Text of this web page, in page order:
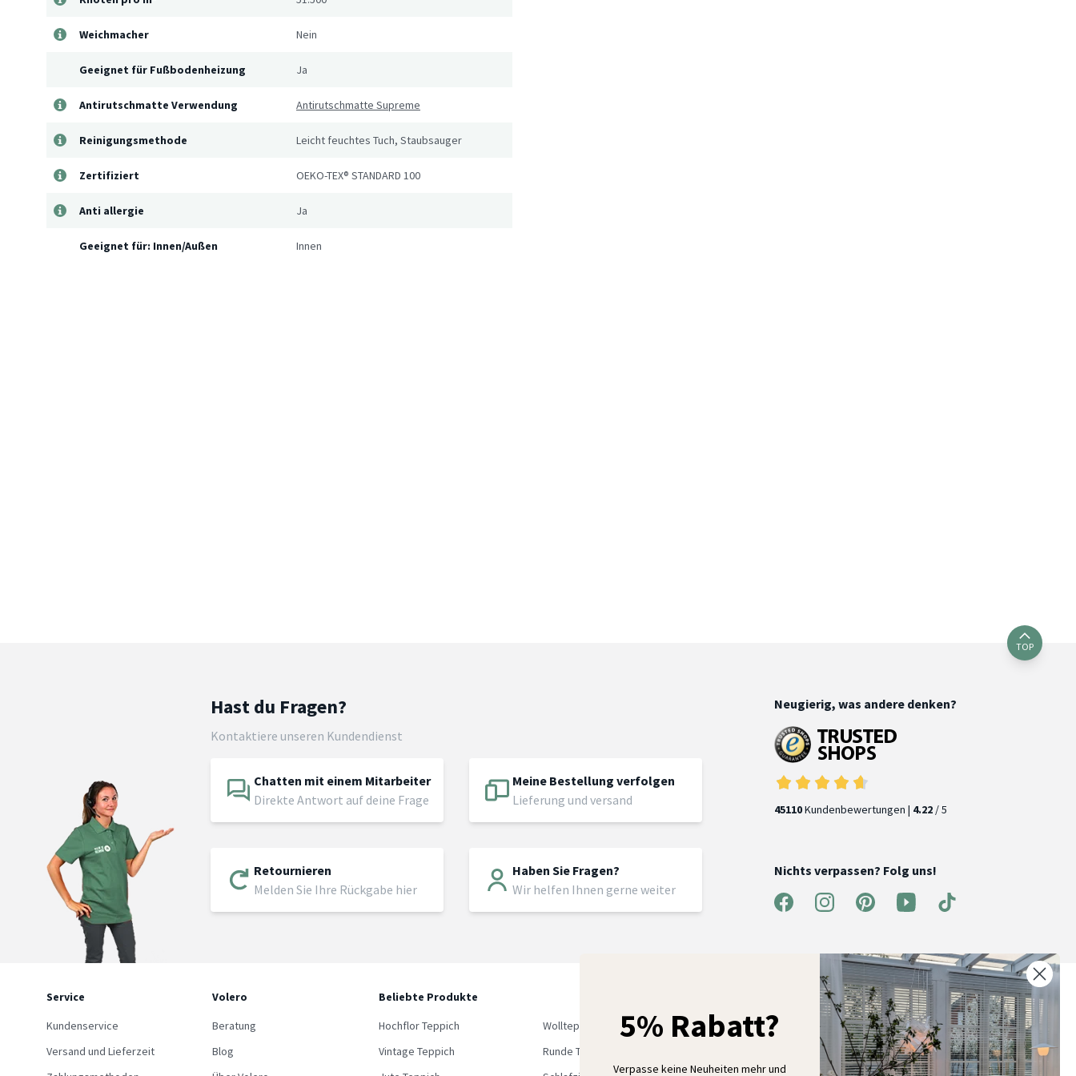
Weichmacher Nein
Geeignet für Fußbodenheizung Ja
Antirutschmatte Verwendung Antirutschmatte Supreme
Reinigungsmethode Leicht feuchtes Tuch, Staubsauger
Zertifiziert OEKO-TEX® STANDARD 100
Anti allergie Ja
Geeignet für: Innen/Außen Innen
TOP
Hast du Fragen?
Kontaktiere unseren Kundendienst
Chatten mit einem Mitarbeiter
Direkte Antwort auf deine Frage
Meine Bestellung verfolgen
Lieferung und versand
Retournieren
Melden Sie Ihre Rückgabe hier
Haben Sie Fragen?
Wir helfen Ihnen gerne weiter
Neugierig, was andere denken?
45110Kundenbewertungen | 4.22 / 5
Nichts verpassen? Folg uns!
Service
Kundenservice
Versand und Lieferzeit
Volero
Beratung
Blog
Beliebte Produkte
Hochflor Teppich
Wollteppich
Vintage Teppich
Runde Teppich
5% Rabatt auf deine erste Bestellung
Melde dich für unseren Newsletter an und entdecke neue
Kollektionen, Angebote und Wohnideen als Erstes
5% Rabatt?
Verpasse keine Neuheiten mehr und